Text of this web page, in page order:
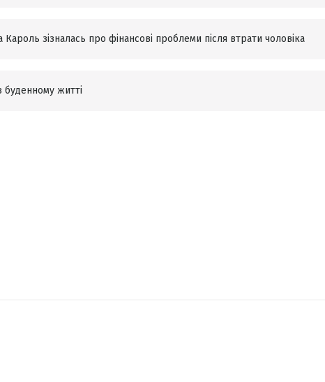
Кароль зізналась про фінансові проблеми після втрати чоловіка
буденному житті